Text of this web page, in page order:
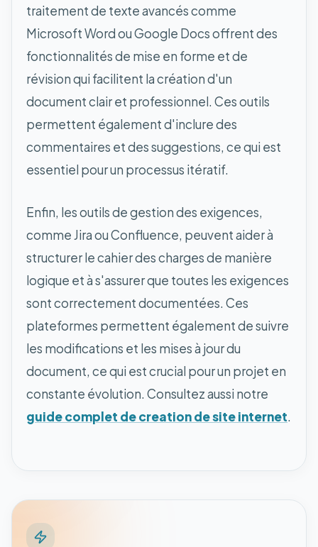
traitement de texte avancés comme
Microsoft Word ou Google Docs offrent des
fonctionnalités de mise en forme et de
révision qui facilitent la création d'un
document clair et professionnel. Ces outils
permettent également d'inclure des
commentaires et des suggestions, ce qui est
essentiel pour un processus itératif.
Enfin, les outils de gestion des exigences,
comme Jira ou Confluence, peuvent aider à
structurer le cahier des charges de manière
logique et à s'assurer que toutes les exigences
sont correctement documentées. Ces
plateformes permettent également de suivre
les modifications et les mises à jour du
document, ce qui est crucial pour un projet en
constante évolution. Consultez aussi notre
guide complet de creation de site internet.